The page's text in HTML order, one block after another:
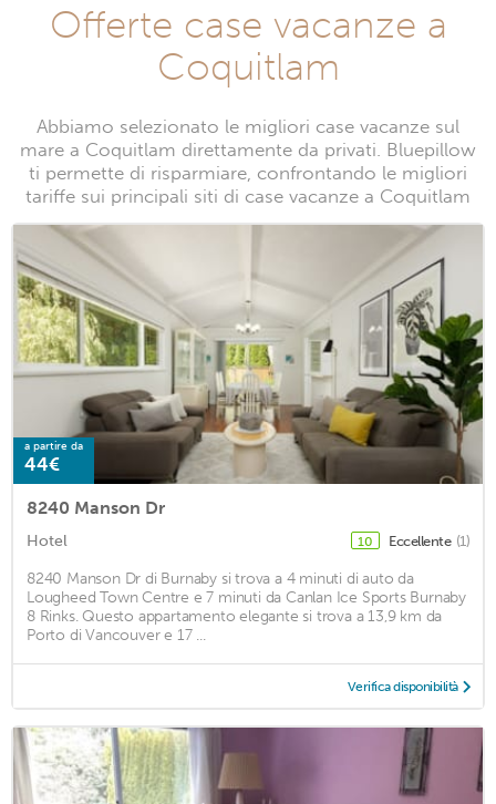
Offerte case vacanze a
Coquitlam
Abbiamo selezionato le migliori case vacanze sul
mare a Coquitlam direttamente da privati. Bluepillow
ti permette di risparmiare, confrontando le migliori
tariffe sui principali siti di case vacanze a Coquitlam
a partire da
44€
8240 Manson Dr
Hotel 10 Eccellente (1)
8240 Manson Dr di Burnaby si trova a 4 minuti di auto da
Lougheed Town Centre e 7 minuti da Canlan Ice Sports Burnaby
8 Rinks. Questo appartamento elegante si trova a 13,9 km da
Porto di Vancouver e 17 ...
Verifica disponibilità